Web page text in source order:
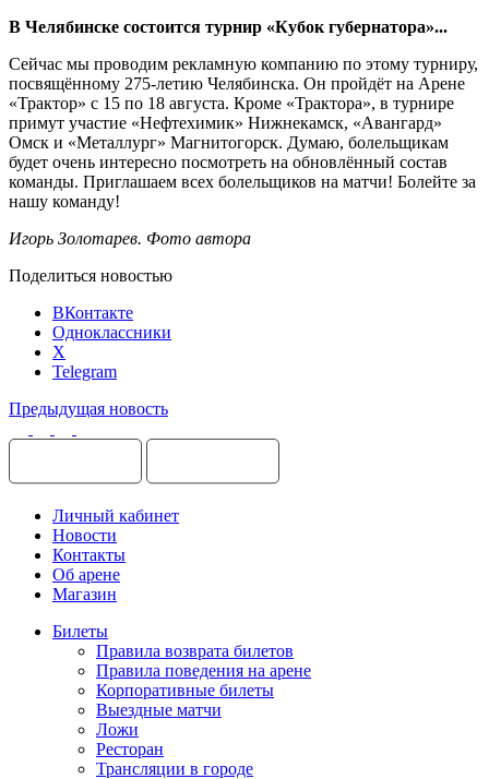
В Челябинске состоится турнир «Кубок губернатора»...
Сейчас мы проводим рекламную компанию по этому турниру,
посвящённому 275-летию Челябинска. Он пройдёт на Арене
«Трактор» с 15 по 18 августа. Кроме «Трактора», в турнире
примут участие «Нефтехимик» Нижнекамск, «Авангард»
Омск и «Металлург» Магнитогорск. Думаю, болельщикам
будет очень интересно посмотреть на обновлённый состав
команды. Приглашаем всех болельщиков на матчи! Болейте за
нашу команду!
Игорь Золотарев. Фото автора
Поделиться новостью
ВКонтакте
Одноклассники
X
Telegram
Предыдущая новость
Личный кабинет
Новости
Контакты
Об арене
Магазин
Билеты
Правила возврата билетов
Правила поведения на арене
Корпоративные билеты
Выездные матчи
Ложи
Ресторан
Трансляции в городе